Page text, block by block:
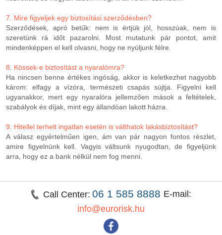
7. Mire figyeljek egy biztosítási szerződésben?
Szerződések, apró betűk: nem is értjük jól, hosszúak, nem is
szeretünk rá időt pazarolni. Most mutatunk pár pontot, amit
mindenképpen el kell olvasni, hogy ne nyúljunk félre.
8. Kössek-e biztosítást a nyaralómra?
Ha nincsen benne értékes ingóság, akkor is keletkezhet nagyobb
károm: elfagy a vízóra, természeti csapás sújtja. Figyelni kell
ugyanakkor, mert egy nyaralóra jellemzően mások a feltételek,
szabályok és díjak, mint egy állandóan lakott házra.
9. Hitellel terhelt ingatlan esetén is válthatok lakásbiztosítást?
A válasz egyértelműen igen, ám van pár nagyon fontos részlet,
amire figyelnünk kell. Vagyis váltsunk nyugodtan, de figyeljünk
arra, hogy ez a bank nélkül nem fog menni.
Call Center: 06 1 585 8888 E-mail:
info@eurorisk.hu